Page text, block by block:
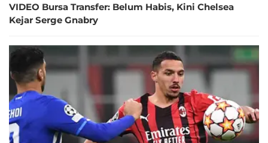
VIDEO Bursa Transfer: Belum Habis, Kini Chelsea
Kejar Serge Gnabry